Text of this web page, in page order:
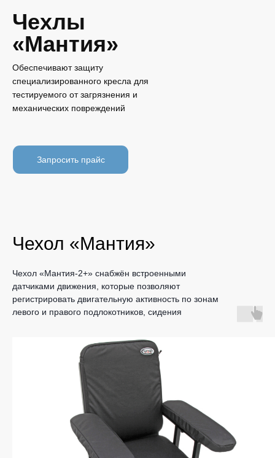
Чехлы
«Мантия»
Обеспечивают защиту
специализированного кресла для
тестируемого от загрязнения и
механических повреждений
Запросить прайс
Чехол «Мантия»
Чехол «Мантия-2+» снабжён встроенными
датчиками движения, которые позволяют
регистрировать двигательную активность по зонам
левого и правого подлокотников, сидения